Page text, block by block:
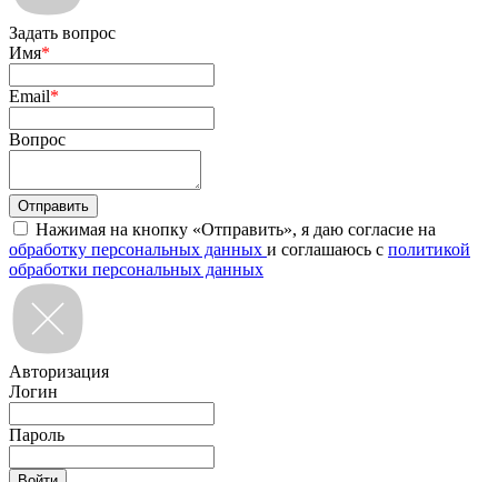
Задать вопрос
Имя*
Email*
Вопрос
Нажимая на кнопку «Отправить», я даю согласие на
обработку персональных данных и соглашаюсь с политикой
обработки персональных данных
Авторизация
Логин
Пароль